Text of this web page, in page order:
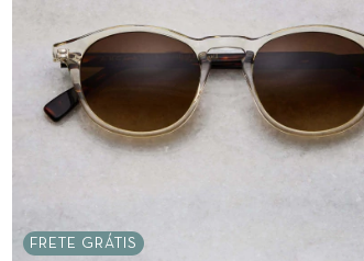
FRETE GRÁTIS